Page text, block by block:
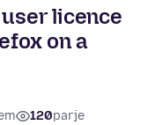
licence
on a
120parje